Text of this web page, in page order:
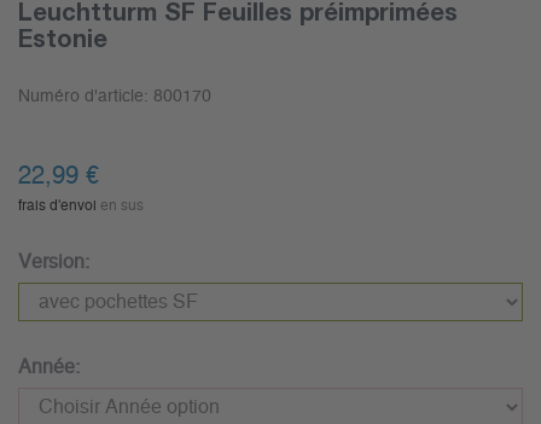
Leuchtturm SF Feuilles préimprimées
Estonie
Numéro d'article: 800170
22,99 €
frais d'envoi en sus
Version:
Année: